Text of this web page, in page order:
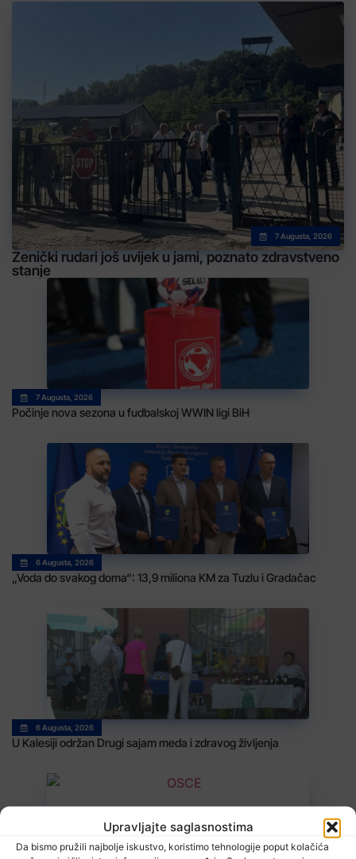
Upravljajte saglasnostima
Da bismo pružili najbolje iskustvo, koristimo tehnologije poput kolačića
7 Augusta, 2026
Zenički rudari još uvijek u jami, poznato zdravstveno
stanje
7 Augusta, 2026
Počinje nova sezona u fudbalskoj WWIN ligi BiH
6 Augusta, 2026
„Voda do svakog doma“: 13,9 miliona KM za Tuzlu i Gradačac
6 Augusta, 2026
U Kalesiji održan Drugi sajam meda i zdravog življenja